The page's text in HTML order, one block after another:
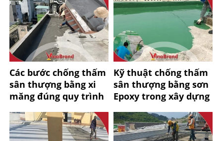
Các bước chống thấm
sân thượng bằng xi
măng đúng quy trình
Kỹ thuật chống thấm
sân thượng bằng sơn
Epoxy trong xây dựng